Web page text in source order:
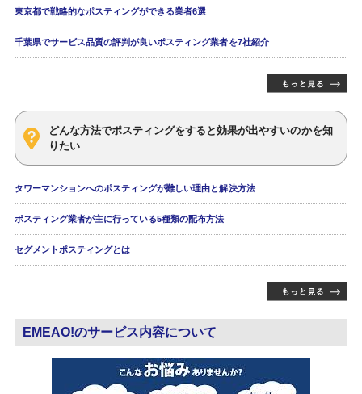
東京都で戦略的なポスティングができる業者6選
千葉県でサービス品質の評判が良いポスティング業者を7社紹介
どんな方法でポスティングをすると効果が出やすいのかを知
りたい
タワーマンションへのポスティングが難しい理由と解決方法
ポスティング業者が主に行っている5種類の配布方法
セグメントポスティングとは
EMEAO!のサービス内容について